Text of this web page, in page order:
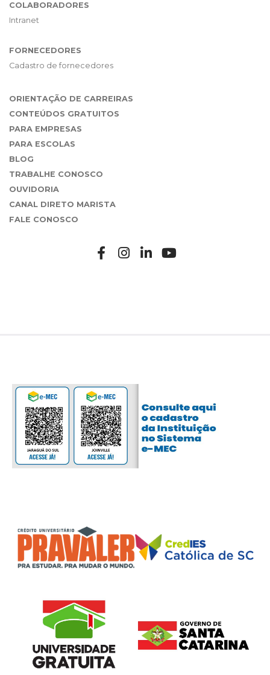
COLABORADORES
Intranet
FORNECEDORES
Cadastro de fornecedores
ORIENTAÇÃO DE CARREIRAS
CONTEÚDOS GRATUITOS
PARA EMPRESAS
PARA ESCOLAS
BLOG
TRABALHE CONOSCO
OUVIDORIA
CANAL DIRETO MARISTA
FALE CONOSCO